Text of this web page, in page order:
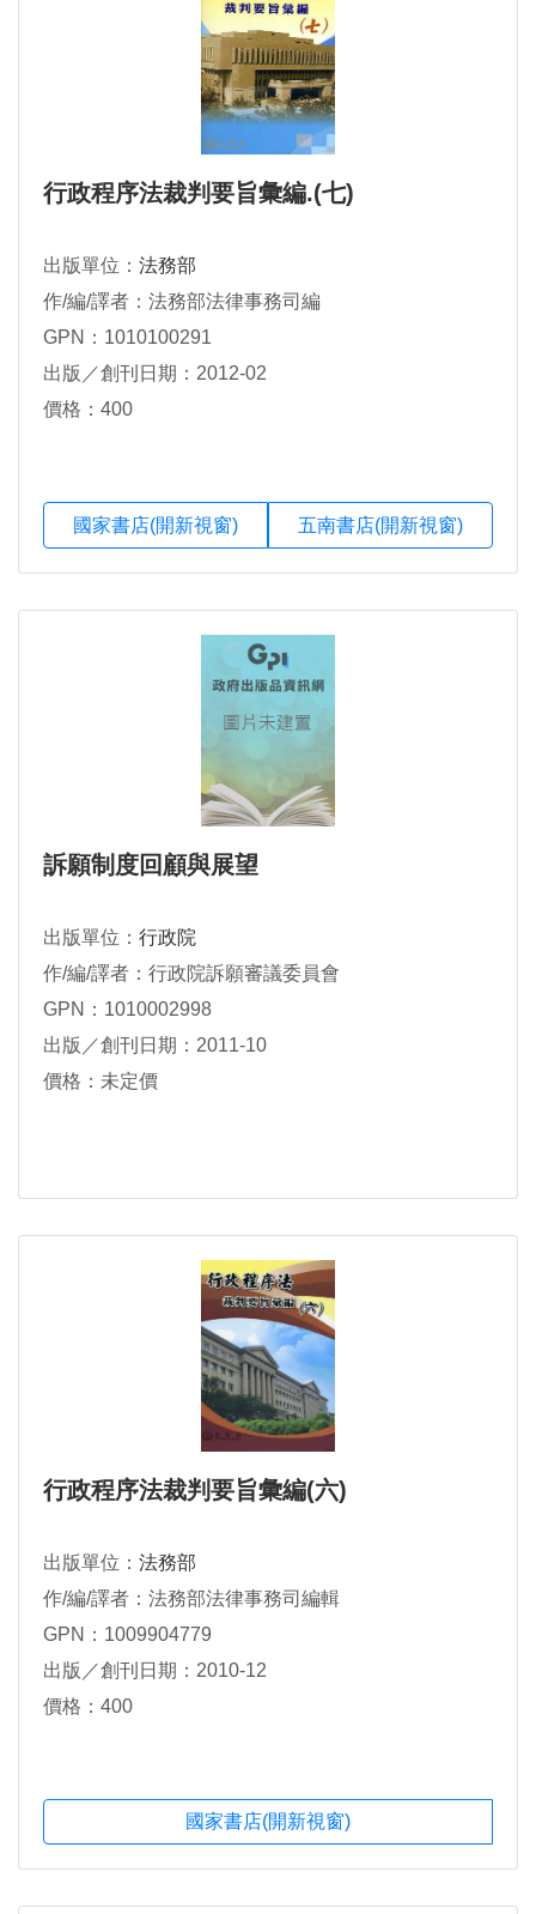
行政程序法裁判要旨彙編.(七)
出版單位： 法務部
作/編/譯者：法務部法律事務司編
GPN：1010100291
出版／創刊日期：2012-02
價格：400
國家書店(開新視窗) 五南書店(開新視窗)
訴願制度回顧與展望
出版單位： 行政院
作/編/譯者：行政院訴願審議委員會
GPN：1010002998
出版／創刊日期：2011-10
價格：未定價
行政程序法裁判要旨彙編(六)
出版單位： 法務部
作/編/譯者：法務部法律事務司編輯
GPN：1009904779
出版／創刊日期：2010-12
價格：400
國家書店(開新視窗)